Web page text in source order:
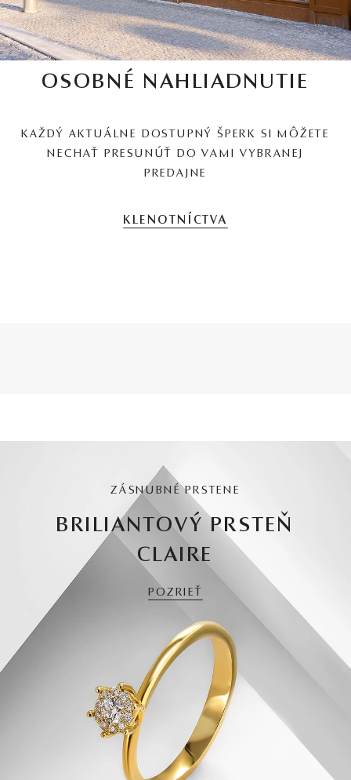
OSOBNÉ NAHLIADNUTIE
KAŽDÝ AKTUÁLNE DOSTUPNÝ ŠPERK SI MÔŽETE
NECHAŤ PRESUNÚŤ DO VAMI VYBRANEJ
PREDAJNE
KLENOTNÍCTVA
ZÁSNUBNÉ PRSTENE
BRILIANTOVÝ PRSTEŇ
CLAIRE
POZRIEŤ